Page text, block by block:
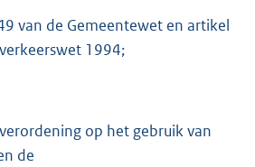
van de Gemeentewet en artikel
1994;
op het gebruik van
de